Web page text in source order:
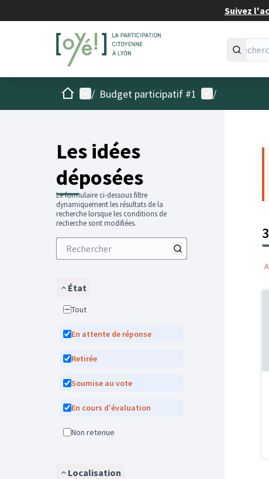
Suivez
AccueilMenu principal
/ Budget participatif #1 Menu utilisateur
/
Les idées
déposées
Le formulaire ci-dessous filtre
dynamiquement les résultats de la
recherche lorsque les conditions de
recherche sont modifiées.
État
Tout
En attente de réponse
Retirée
Soumise au vote
En cours d'évaluation
Non retenue
Localisation